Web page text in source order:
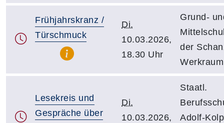
Frühjahrskranz /
Türschmuck
Di.
10.03.2026,
18.30 Uhr
Grund-
der
Lesekreis und
Gespräche über
Di.
10.03.2026,
Staatl.
Adolf-